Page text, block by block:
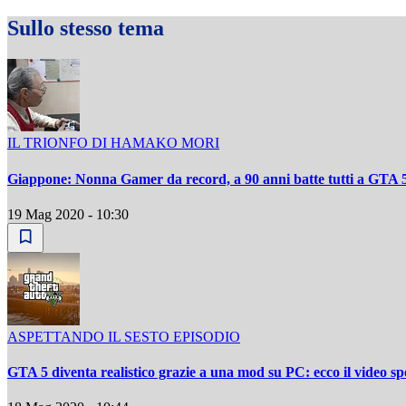
Sullo stesso tema
IL TRIONFO DI HAMAKO MORI
Giappone: Nonna Gamer da record, a 90 anni batte tutti a GTA
19 Mag 2020 - 10:30
ASPETTANDO IL SESTO EPISODIO
GTA 5 diventa realistico grazie a una mod su PC: ecco il video